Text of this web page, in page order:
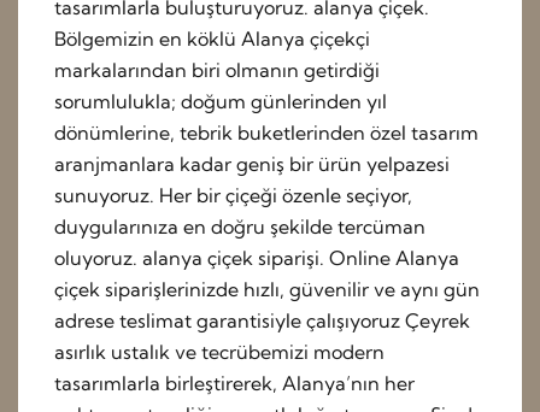
tasarımlarla buluşturuyoruz. alanya çiçek.
Bölgemizin en köklü Alanya çiçekçi
markalarından biri olmanın getirdiği
sorumlulukla; doğum günlerinden yıl
dönümlerine, tebrik buketlerinden özel tasarım
aranjmanlara kadar geniş bir ürün yelpazesi
sunuyoruz. Her bir çiçeği özenle seçiyor,
duygularınıza en doğru şekilde tercüman
oluyoruz. alanya çiçek siparişi. Online Alanya
çiçek siparişlerinizde hızlı, güvenilir ve aynı gün
adrese teslimat garantisiyle çalışıyoruz Çeyrek
asırlık ustalık ve tecrübemizi modern
tasarımlarla birleştirerek, Alanya’nın her